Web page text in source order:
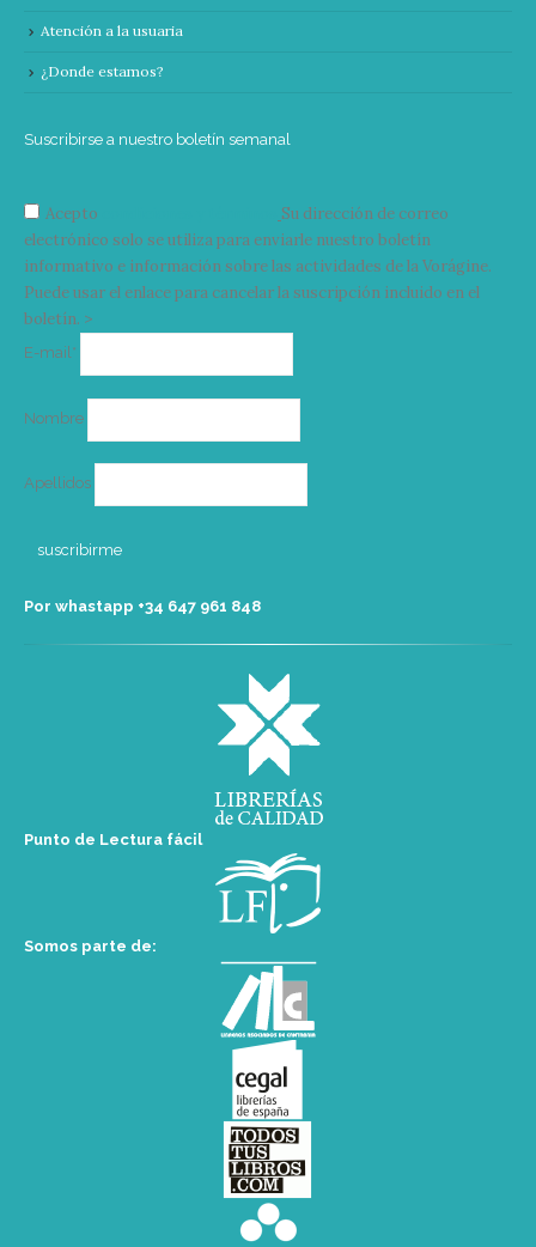
Atención a la usuaria
¿Donde estamos?
Suscribirse a nuestro boletín semanal
Acepto
Su dirección de correo
electrónico solo se utiliza para enviarle nuestro boletín
informativo e información sobre las actividades de la Vorágine.
Puede usar el enlace para cancelar la suscripción incluido en el
boletín. >
E-mail*
Nombre
Apellidos
Por whastapp +34 ‭647 961 848‬
Punto de Lectura fácil
Somos parte de: